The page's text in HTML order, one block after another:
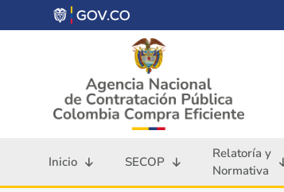
Inicio SECOP
Relatoría y
Normativa